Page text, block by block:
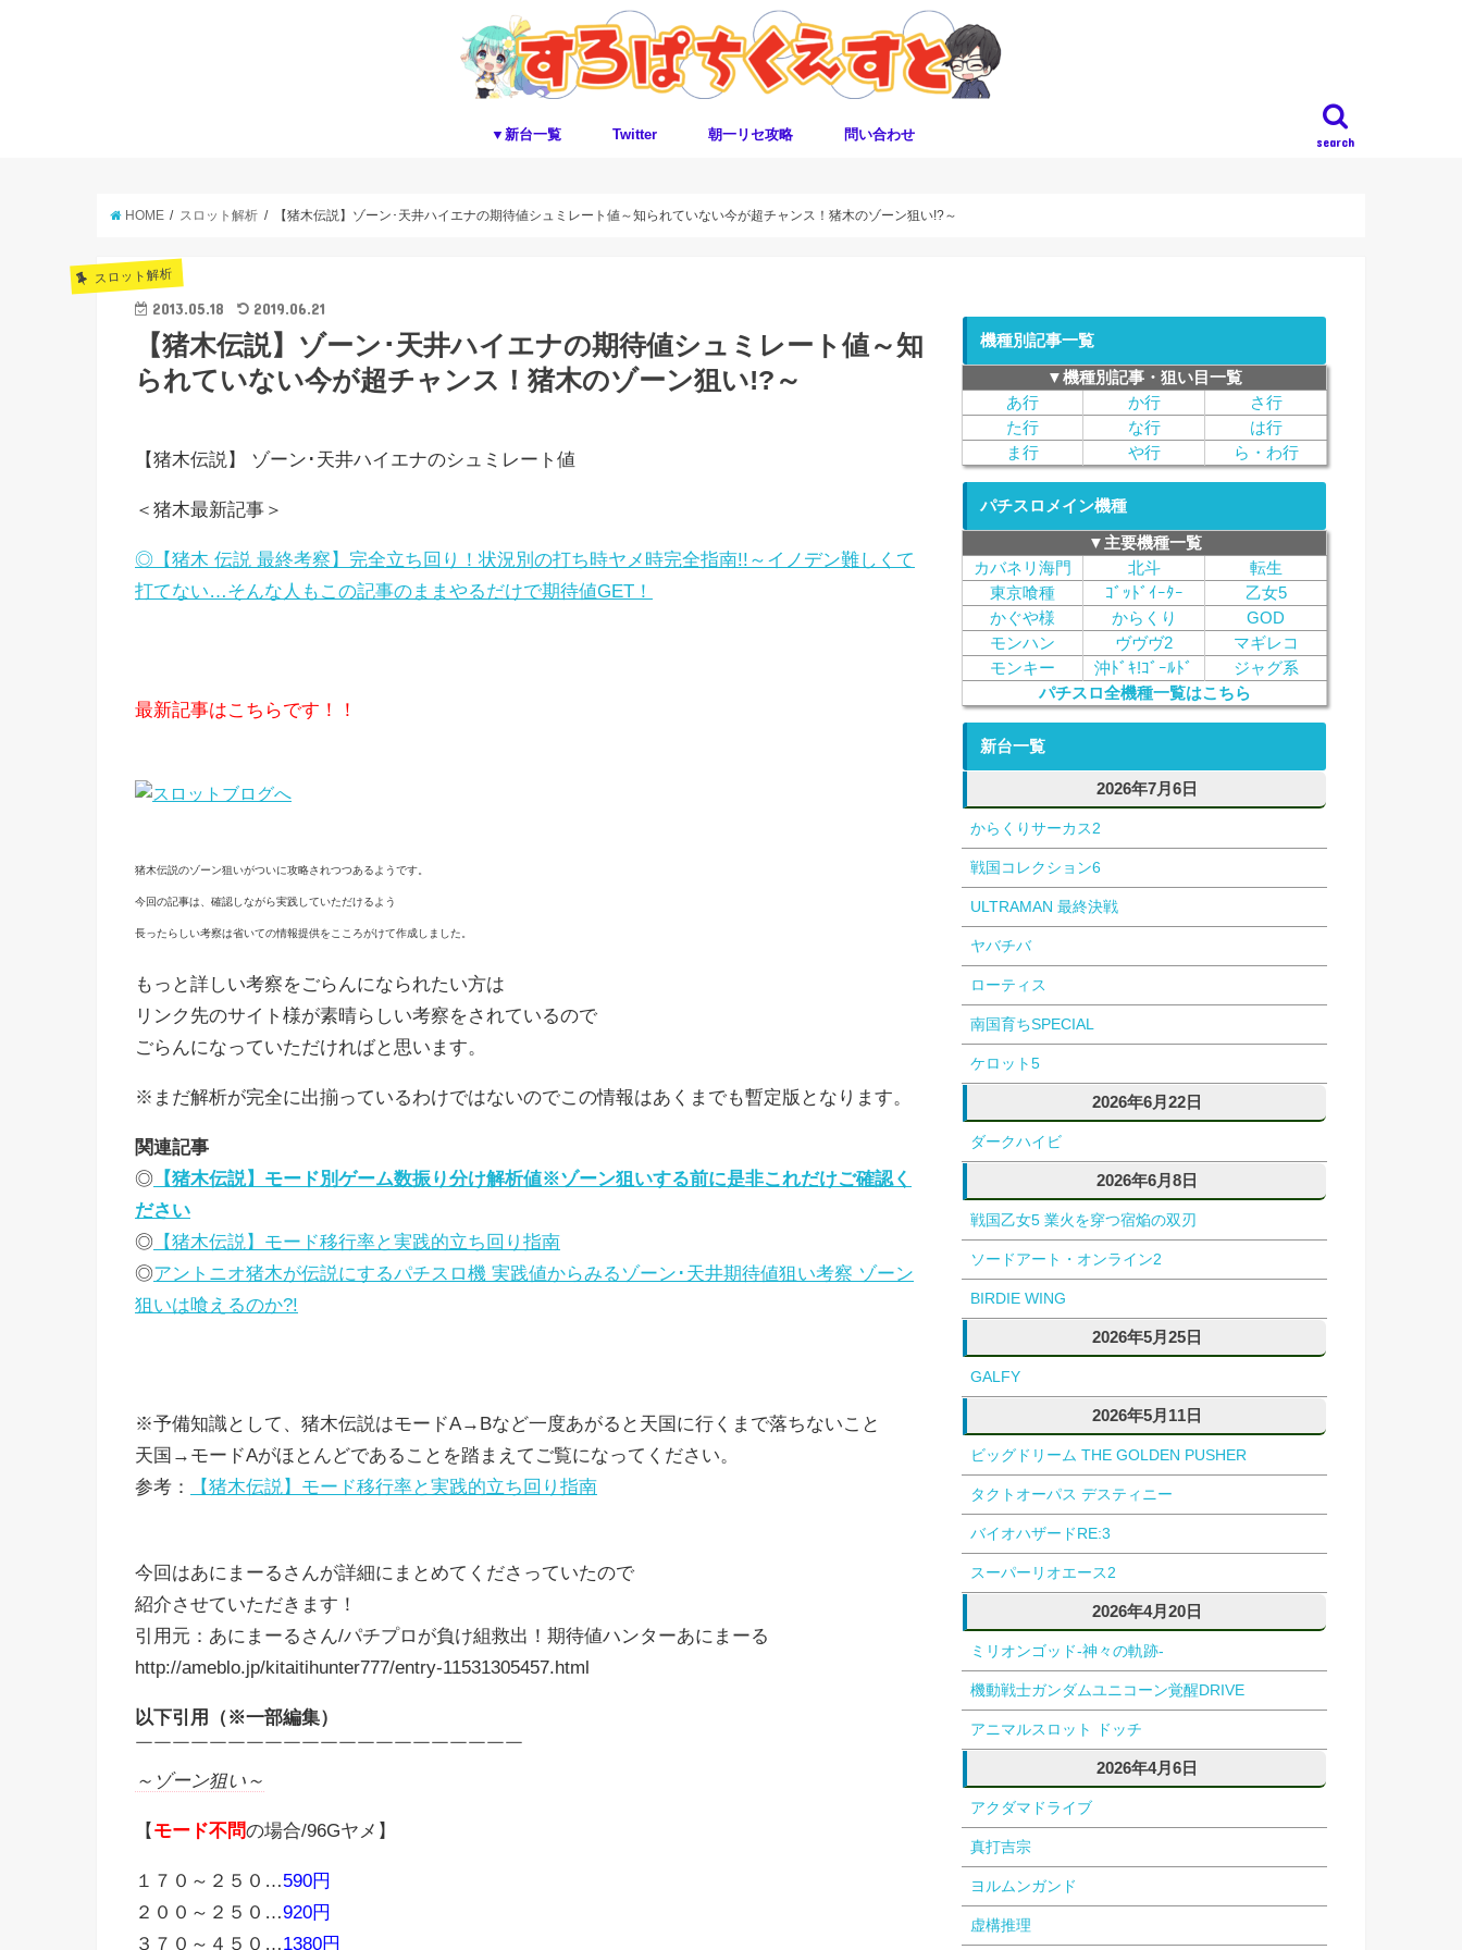
search
▼新台一覧 Twitter 朝一リセ攻略 問い合わせ
HOME スロット解析 【猪木伝説】ゾーン･天井ハイエナの期待値シュミレート値～知られていない今が超チャンス！猪木のゾーン狙い!?～
スロット解析
2013.05.18 2019.06.21
【猪木伝説】ゾーン･天井ハイエナの期待値シュミレート値～知
られていない今が超チャンス！猪木のゾーン狙い!?～
【猪木伝説】 ゾーン･天井ハイエナのシュミレート値
＜猪木最新記事＞
◎【猪木 伝説 最終考察】完全立ち回り！状況別の打ち時ヤメ時完全指南!!～イノデン難しくて
打てない…そんな人もこの記事のままやるだけで期待値GET！
最新記事はこちらです！！
猪木伝説のゾーン狙いがついに攻略されつつあるようです。
今回の記事は、確認しながら実践していただけるよう
長ったらしい考察は省いての情報提供をこころがけて作成しました。
もっと詳しい考察をごらんになられたい方は
リンク先のサイト様が素晴らしい考察をされているので
ごらんになっていただければと思います。
※まだ解析が完全に出揃っているわけではないのでこの情報はあくまでも暫定版となります。
関連記事
◎ 【猪木伝説】モード別ゲーム数振り分け解析値※ゾーン狙いする前に是非これだけご確認く
ださい
◎ 【猪木伝説】モード移行率と実践的立ち回り指南
◎アントニオ猪木が伝説にするパチスロ機 実践値からみるゾーン･天井期待値狙い考察 ゾーン
狙いは喰えるのか?!
※予備知識として、猪木伝説はモードA→Bなど一度あがると天国に行くまで落ちないこと
天国→モードAがほとんどであることを踏まえてご覧になってください。
参考：
【猪木伝説】モード移行率と実践的立ち回り指南
今回はあにまーるさんが詳細にまとめてくださっていたので
紹介させていただきます！
引用元：あにまーるさん/パチプロが負け組救出！期待値ハンターあにまーる
http://ameblo.jp/kitaitihunter777/entry-11531305457.html
以下引用（※一部編集）
￣￣￣￣￣￣￣￣￣￣￣￣￣￣￣￣￣￣￣￣￣
～ゾーン狙い～
【 モード不問の場合/96Gヤメ】
１７０～２５０…590円
２００～２５０…920円
３７０～４５０…1380円
機種別記事一覧
▼機種別記事・狙い目一覧
あ行
か行
さ行
た行
な行
は行
ま行
や行 ら・わ行
パチスロメイン機種
▼主要機種一覧
カバネリ海門
北斗
転生
東京喰種
ｺﾞｯﾄﾞｲｰﾀｰ
乙女5
かぐや様
からくり
GOD
モンハン
ヴヴヴ2
マギレコ
モンキー
沖ﾄﾞｷ!ｺﾞｰﾙﾄﾞ
ジャグ系
パチスロ全機種一覧はこちら
新台一覧
2026年7月6日
からくりサーカス2
戦国コレクション6
ULTRAMAN 最終決戦
ヤバチバ
ローティス
南国育ちSPECIAL
ケロット5
2026年6月22日
ダークハイビ
2026年6月8日
戦国乙女5 業火を穿つ宿焔の双刃
ソードアート・オンライン2
BIRDIE WING
2026年5月25日
GALFY
2026年5月11日
ビッグドリーム THE GOLDEN PUSHER
タクトオーパス デスティニー
バイオハザードRE:3
スーパーリオエース2
2026年4月20日
ミリオンゴッド-神々の軌跡-
機動戦士ガンダムユニコーン覚醒DRIVE
アニマルスロット ドッチ
2026年4月6日
アクダマドライブ
真打吉宗
ヨルムンガンド
虚構推理